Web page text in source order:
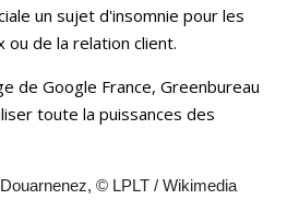
un sujet d'insomnie pour les
de la relation client.
de Google France, Greenbureau
toute la puissances des
Douarnenez, © LPLT / Wikimedia